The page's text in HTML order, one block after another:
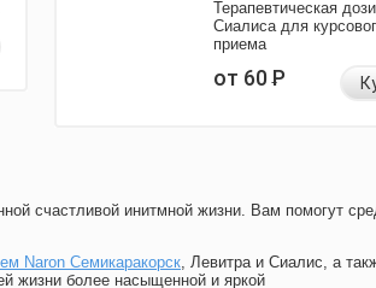
Терапевтическая
Сиалиса для
приема
от 60Р
счастливой инитмной жизни. Вам помогут
Naron Семикаракорск, Левитра и Сиалис, а
жизни более насыщенной и яркой